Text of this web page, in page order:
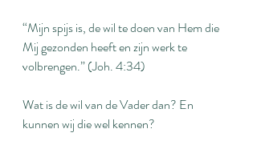
“Mijn spijs is, de wil te doen van Hem die
Mij gezonden heeft en zijn werk te
volbrengen.” (Joh. 4:34)
Wat is de wil van de Vader dan? En
kunnen wij die wel kennen?